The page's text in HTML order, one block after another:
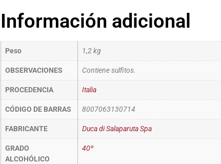
Información adicional
Peso 1,2 kg
OBSERVACIONES Contiene sulfitos.
PROCEDENCIA Italia
CÓDIGO DE BARRAS 8007063130714
FABRICANTE Duca di Salaparuta Spa
GRADO
ALCOHÓLICO
40º